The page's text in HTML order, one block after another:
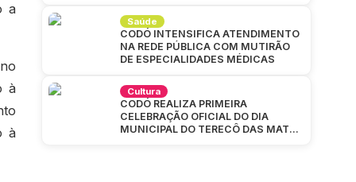
a
à
à
Saúde
CODÓ INTENSIFICA ATENDIMENTO
NA REDE PÚBLICA COM MUTIRÃO
DE ESPECIALIDADES MÉDICAS
Cultura
CODÓ REALIZA PRIMEIRA
CELEBRAÇÃO OFICIAL DO DIA
MUNICIPAL DO TERECÔ DAS MATAS